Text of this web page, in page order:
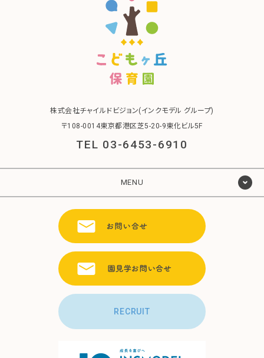
株式会社チャイルドビジョン(インクモデル グループ)
〒108-0014東京都港区芝5-20-9東化ビル5F
TEL 03-6453-6910
MENU
RECRUIT